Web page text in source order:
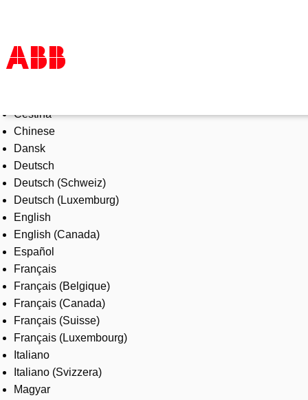
Products & Solutions
Industries
Services
About us
Where to buy
Contact us
Careers
Čeština
Chinese
Dansk
Deutsch
Deutsch (Schweiz)
Deutsch (Luxemburg)
English
English (Canada)
Español
Français
Français (Belgique)
Français (Canada)
Français (Suisse)
Français (Luxembourg)
Italiano
Italiano (Svizzera)
Magyar